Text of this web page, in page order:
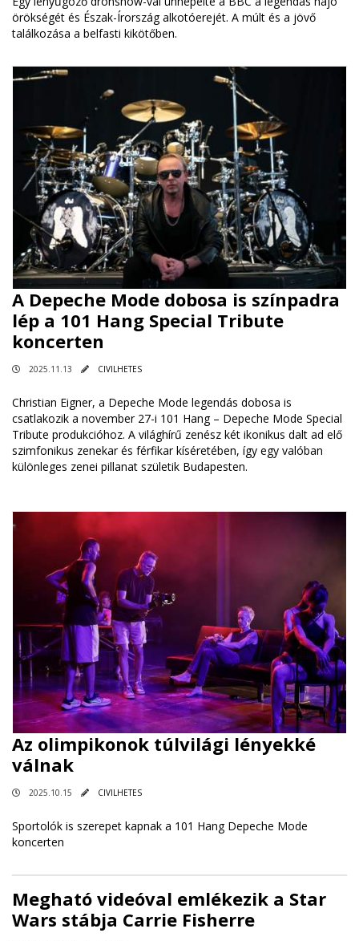
örökségét és Észak-Írország alkotóerejét. A múlt és a jövő
találkozása a belfasti kikötőben.
A Depeche Mode dobosa is színpadra
lép a 101 Hang Special Tribute
koncerten
2025.11.13 CIVILHETES
Christian Eigner, a Depeche Mode legendás dobosa is
csatlakozik a november 27-i 101 Hang – Depeche Mode Special
Tribute produkcióhoz. A világhírű zenész két ikonikus dalt ad elő
szimfonikus zenekar és férfikar kíséretében, így egy valóban
különleges zenei pillanat születik Budapesten.
Az olimpikonok túlvilági lényekké
válnak
2025.10.15 CIVILHETES
Sportolók is szerepet kapnak a 101 Hang Depeche Mode
koncerten
Megható videóval emlékezik a Star
Wars stábja Carrie Fisherre